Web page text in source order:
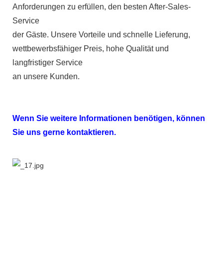
Anforderungen zu erfüllen, den besten After-Sales-
Service
der Gäste. Unsere Vorteile und schnelle Lieferung,
wettbewerbsfähiger Preis, hohe Qualität und
langfristiger Service
an unsere Kunden.
Wenn Sie weitere Informationen benötigen, können
Sie uns gerne kontaktieren.